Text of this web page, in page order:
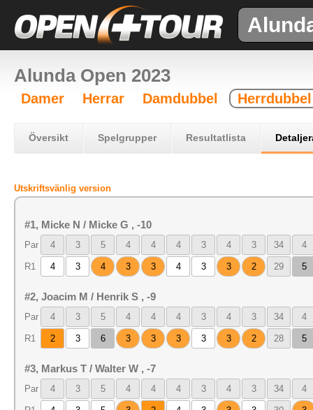
Alunda Open 2023
Damer Herrar Damdubbel Herrdubbel
Översikt Spelgrupper Resultatlista
Utskriftsvänlig version
#1, Micke N / Micke G , -10
Par 4 3 5 4 4 4 3 4 3 34 4
R1 4 3 4 3 3 4 3 3 2 29 5
#2, Joacim M / Henrik S , -9
Par 4 3 5 4 4 4 3 4 3 34 4
R1 2 3 6 3 3 3 3 3 2 28 5
#3, Markus T / Walter W , -7
Par 4 3 5 4 4 4 3 4 3 34 4